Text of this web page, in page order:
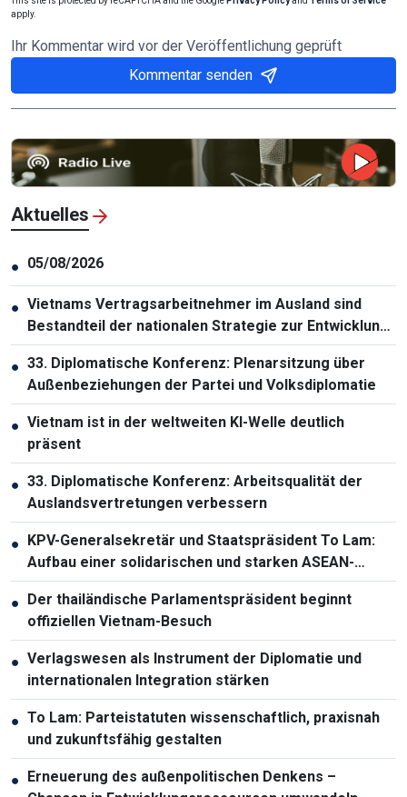
apply.
Ihr Kommentar wird vor der Veröffentlichung geprüft
Kommentar senden
Aktuelles
● 05/08/2026
● Vietnams Vertragsarbeitnehmer im Ausland sind
Bestandteil der nationalen Strategie zur Entwicklung
der Humanressourcen
● 33. Diplomatische Konferenz: Plenarsitzung über
Außenbeziehungen der Partei und Volksdiplomatie
● Vietnam ist in der weltweiten KI-Welle deutlich
präsent
● 33. Diplomatische Konferenz: Arbeitsqualität der
Auslandsvertretungen verbessern
● KPV-Generalsekretär und Staatspräsident To Lam:
Aufbau einer solidarischen und starken ASEAN-
Gemeinschaft
● Der thailändische Parlamentspräsident beginnt
offiziellen Vietnam-Besuch
● Verlagswesen als Instrument der Diplomatie und
internationalen Integration stärken
● To Lam: Parteistatuten wissenschaftlich, praxisnah
und zukunftsfähig gestalten
● Erneuerung des außenpolitischen Denkens –